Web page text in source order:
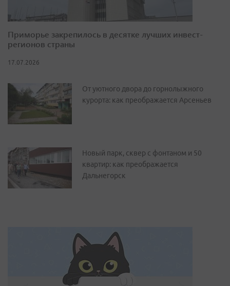
Приморье закрепилось в десятке лучших инвест-
регионов страны
17.07.2026
От уютного двора до горнолыжного
курорта: как преображается Арсеньев
Новый парк, сквер с фонтаном и 50
квартир: как преображается
Дальнегорск